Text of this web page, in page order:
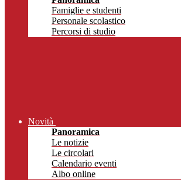
Famiglie e studenti
Personale scolastico
Percorsi di studio
Novità
Panoramica
Le notizie
Le circolari
Calendario eventi
Albo online